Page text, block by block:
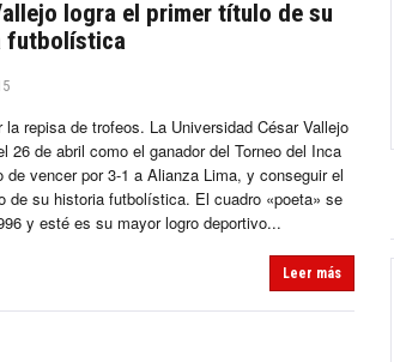
logra el primer título de su
futbolística
la repisa de trofeos. La Universidad César Vallejo
26 de abril como el ganador del Torneo del Inca
de vencer por 3-1 a Alianza Lima, y conseguir el
de su historia futbolística. El cuadro «poeta» se
y esté es su mayor logro deportivo...
Leer más